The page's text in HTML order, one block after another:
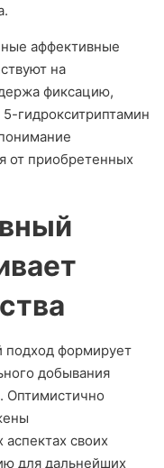
аффективные
на
фиксацию,
гидрокситриптамин
от приобретенных
подход формирует
добывания
Оптимистично
аспектах своих
для дальнейших